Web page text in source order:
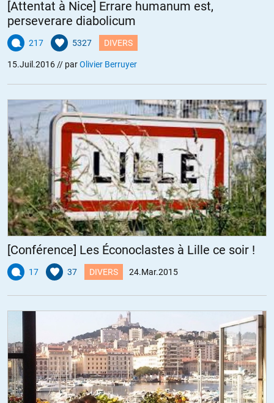
[Attentat à Nice] Errare humanum est,
perseverare diabolicum
217 5327 DIVERS
15.Juil.2016// parOlivier Berruyer
[Conférence] Les Éconoclastes à Lille ce soir !
17 37 DIVERS 24.Mar.2015